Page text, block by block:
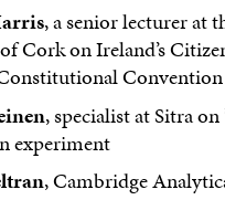
, a senior lecturer at
Cork on Ireland’s
Convention
, specialist at Sitra on
experiment
, Cambridge